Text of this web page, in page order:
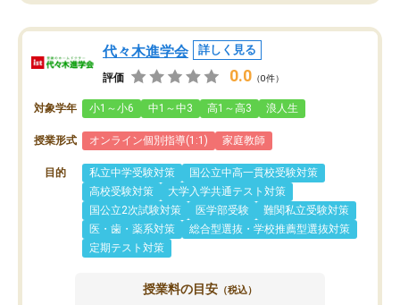
代々木進学会 詳しく見る
評価 0.0 （0件）
対象学年 小1～小6 中1～中3 高1～高3 浪人生
授業形式 オンライン個別指導(1:1) 家庭教師
目的 私立中学受験対策
国公立中高一貫校受験対策
高校受験対策
大学入学共通テスト対策
国公立2次試験対策
医学部受験
難関私立受験対策
医・歯・薬系対策
総合型選抜・学校推薦型選抜対策
定期テスト対策
授業料の目安 （税込）